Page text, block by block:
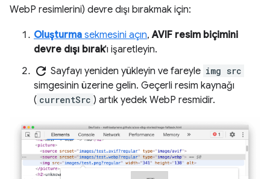
WebP resimlerini) devre dışı bırakmak için:
Oluşturma sekmesini açın,AVIF resim biçimini
devre dışı bırak'ı işaretleyin.
refresh Sayfayı yeniden yükleyin ve fareyle img src
simgesinin üzerine gelin. Geçerli resim kaynağı
( currentSrc ) artık yedek WebP resmidir.